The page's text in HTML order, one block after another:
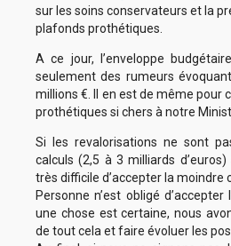
sur les soins conservateurs et la
plafonds prothétiques.
A ce jour, l’enveloppe
seulement des rumeurs
millions €. Il en est de même pour
prothétiques si chers à notre
Si les revalorisations ne sont
calculs (2,5 à 3 milliards
très difficile d’accepter la moindre
Personne n’est obligé
une chose est certaine, nous
de tout cela et faire évoluer les